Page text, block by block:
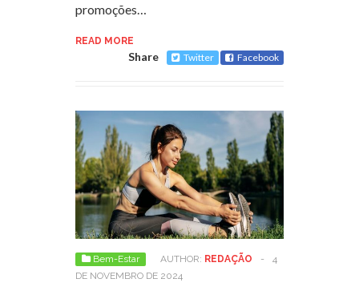
promoções…
READ MORE
Share Twitter Facebook
Bem-Estar AUTHOR: REDAÇÃO -
4
DE NOVEMBRO DE 2024